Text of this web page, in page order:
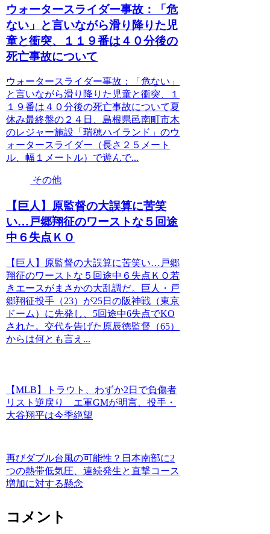
ウォータースライダー事故：「危
ない」と言いながら滑り降りた児
童と衝突、１１９番は４０分後の
死亡事故について
ウォータースライダー事故：「危ない」
と言いながら滑り降りた児童と衝突、１
１９番は４０分後の死亡事故について夏
休み最終盤の２４日、島根県邑南町市木
のレジャー施設「瑞穂ハイランド」のウ
ォータースライダー（長さ２５メート
ル、幅１メートル）で遊んで...
その他
【巨人】原監督の大誤算に苦笑
い…戸郷翔征のワーストな５回途
中６失点ＫＯ
【巨人】原監督の大誤算に苦笑い…戸郷
翔征のワーストな５回途中６失点ＫＯ若
きエースがまさかの大乱調だ。巨人・戸
郷翔征投手（23）が25日の阪神戦（東京
ドーム）に先発し、5回途中6失点でKO
された。交代を告げた原辰徳監督（65）
からは何とも言え...
【MLB】トラウト、わずか2日で負傷者
リスト逆戻り エ軍GMが明言、投手・
大谷翔平は今季絶望
再びダブル台風の可能性？日本南部に2
つの熱帯低気圧、連続発生と直撃コース
増加に対する懸念
コメント